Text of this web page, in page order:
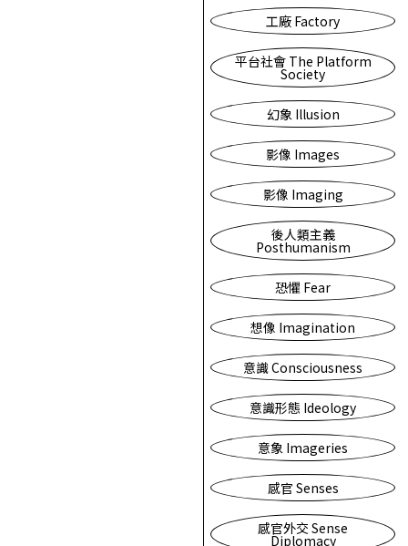
工廠 Factory
平台社會 The Platform
Society
幻象 Illusion
影像 Images
影像 Imaging
後人類主義
Posthumanism
恐懼 Fear
想像 Imagination
意識 Consciousness
意識形態 Ideology
意象 Imageries
感官 Senses
感官外交 Sense
Diplomacy